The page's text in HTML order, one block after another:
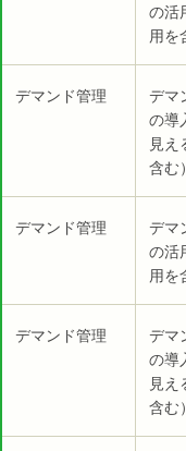
の活
用を
デマンド管理
デマ
の導
見え
含む）
デマンド管理
デマ
の活
用を
デマンド管理
デマ
の導
見え
含む）